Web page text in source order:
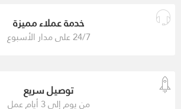
خدمة عملاء مميزة
24/7 على مدار الأسبوع
توصيل سريع
من يوم إلى 3 أيام عمل